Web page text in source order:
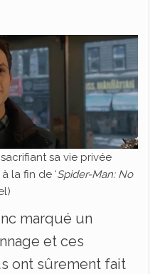
sa vie privée
la fin de ‘Spider-Man: No
marqué un
et ces
ont sûrement fait